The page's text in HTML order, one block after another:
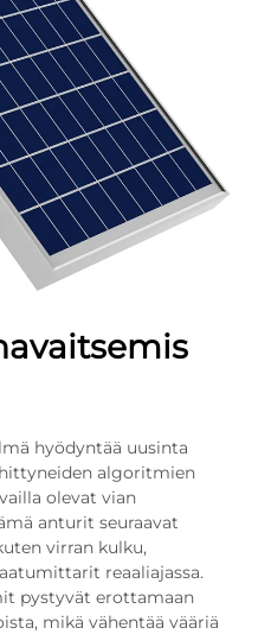
hyödyntää uusinta
algoritmien
olevat vian
anturit seuraavat
virran kulku,
reaaliajassa.
pystyvät erottamaan
mikä vähentää vääriä